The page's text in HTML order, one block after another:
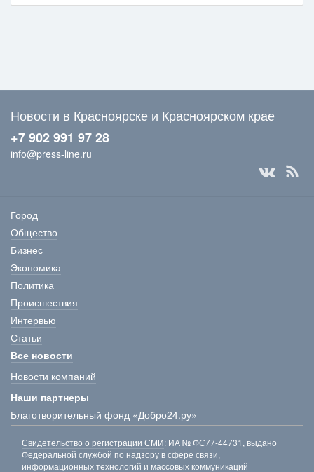
Новости в Красноярске и Красноярском крае
+7 902 991 97 28
info@press-line.ru
Город
Общество
Бизнес
Экономика
Политика
Происшествия
Интервью
Статьи
Все новости
Новости компаний
Наши партнеры
Благотворительный фонд «Добро24.ру»
Свидетельство о регистрации СМИ: ИА № ФС77-44731, выдано
Федеральной службой по надзору в сфере связи,
информационных технологий и массовых коммуникаций